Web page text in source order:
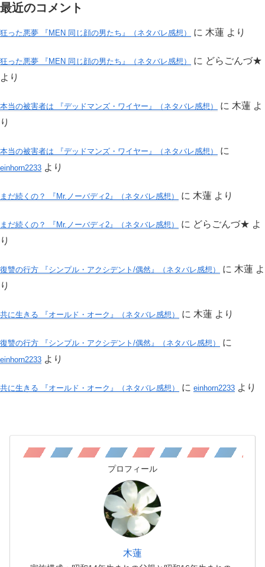
最近のコメント
狂った悪夢 『MEN 同じ顔の男たち』（ネタバレ感想） に 木蓮 より
狂った悪夢 『MEN 同じ顔の男たち』（ネタバレ感想） に どらごんづ★
より
本当の被害者は 『デッドマンズ・ワイヤー』（ネタバレ感想） に 木蓮 よ
り
本当の被害者は 『デッドマンズ・ワイヤー』（ネタバレ感想） に
einhorn2233 より
まだ続くの？ 『Mr.ノーバディ2』（ネタバレ感想） に 木蓮 より
まだ続くの？ 『Mr.ノーバディ2』（ネタバレ感想） に どらごんづ★ よ
り
復讐の行方 『シンプル・アクシデント/偶然』（ネタバレ感想） に 木蓮 よ
り
共に生きる 『オールド・オーク』（ネタバレ感想） に 木蓮 より
復讐の行方 『シンプル・アクシデント/偶然』（ネタバレ感想） に
einhorn2233 より
共に生きる 『オールド・オーク』（ネタバレ感想） に einhorn2233 より
プロフィール
木蓮